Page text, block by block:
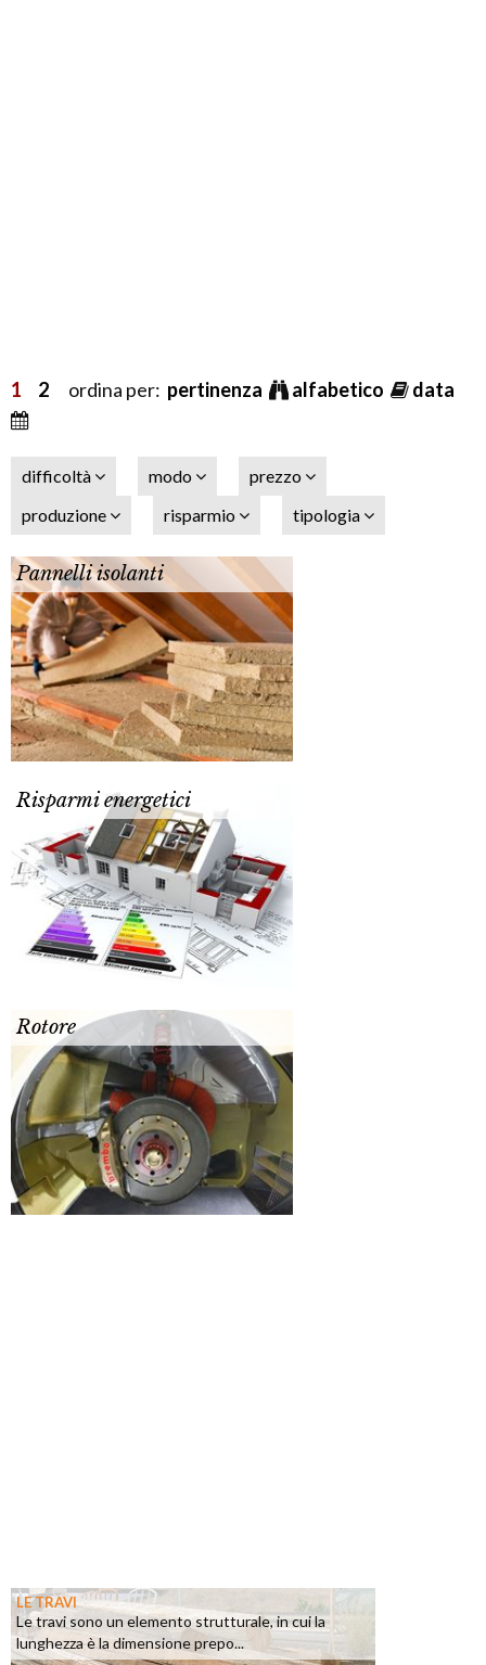
1 2 ordina per: pertinenza alfabetico data
difficoltà modo
prezzo
produzione
risparmio tipologia
Pannelli isolanti
Risparmi energetici
Rotore
LE TRAVI
Le travi sono un elemento strutturale, in cui la
lunghezza è la dimensione prepo...